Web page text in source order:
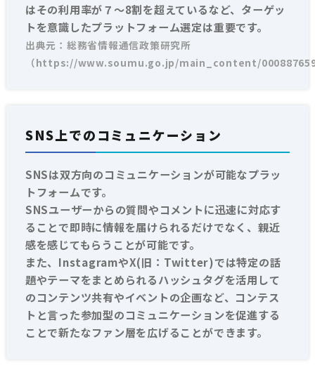
はその利用率が７～8割を超えているなど、ターゲッ
トを意識したプラットフォーム選定は重要です。
出典元：総務省情報通信政策研究所
（https://www.soumu.go.jp/main_content/
SNS上でのコミュニケーション
SNSは双方向のコミュニケーションが可能なプラッ
トフォームです。
SNSユーザーからの質問やコメントに迅速に対応す
ることで即時に情報を届けられるだけでなく、親近
感を感じてもらうことが可能です。
また、InstagramやX(旧：Twitter)では特定の話
題やテーマをまとめられるハッシュタグを活用して
のコンテンツ共有やイベントの企画など、コンテス
トと言った参加型のコミュニケーションを促進する
ことで新たなファン層を広げることができます。